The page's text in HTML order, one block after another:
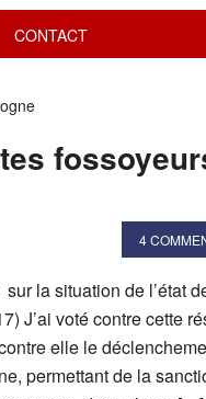
CONTACT
4
la situation de l’état
J’ai voté contre cette
elle le
permettant de la